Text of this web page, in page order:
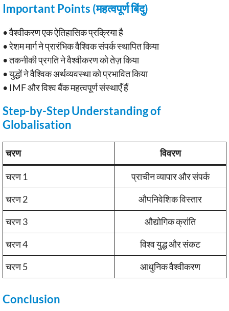
Important Points (महत्वपूर्ण बिंदु)
• वैश्वीकरण एक ऐतिहासिक प्रक्रिया है
• रेशम मार्ग ने प्रारंभिक वैश्विक संपर्क स्थापित किया
• तकनीकी प्रगति ने वैश्वीकरण को तेज़ किया
• युद्धों ने वैश्विक अर्थव्यवस्था को प्रभावित किया
• IMF और विश्व बैंक महत्वपूर्ण संस्थाएँ हैं
Step-by-Step Understanding of
Globalisation
चरण विवरण
चरण 1
प्राचीन व्यापार और संपर्क
चरण 2
औपनिवेशिक विस्तार
चरण 3
औद्योगिक क्रांति
चरण 4
विश्व युद्ध और संकट
चरण 5
आधुनिक वैश्वीकरण
Conclusion